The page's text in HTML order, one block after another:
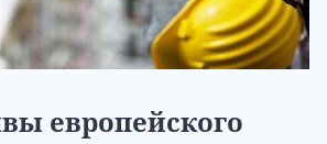
европейского